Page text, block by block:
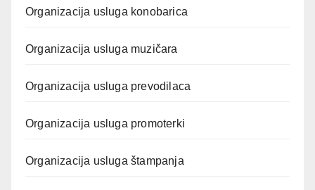
Organizacija usluga konobarica
Organizacija usluga muzičara
Organizacija usluga prevodilaca
Organizacija usluga promoterki
Organizacija usluga štampanja